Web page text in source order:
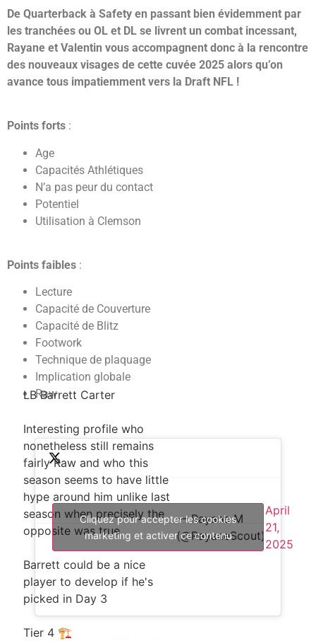
De Quarterback à Safety en passant bien évidemment par
les tranchées ou OL et DL se livrent un combat incessant,
Rayane et Valentin vous accompagnent donc à la rencontre
des nouveaux visages de cette cuvée 2025 alors qu’on
avance tous impatiemment vers la Draft NFL !
Points forts :
Age
Capacités Athlétiques
N’a pas peur du contact
Potentiel
Utilisation à Clemson
Points faibles :
Lecture
Capacité de Couverture
Capacité de Blitz
Footwork
Technique de plaquage
Implication globale
Raw
LB Barrett Carter
Interesting profile who
nonetheless still remains
fairly Raw and who this
season seems to have little
hype around him unlike last
season when precisely the
opposite was true.
Barrett could be a nice
player to develop if he's
picked in Day 3
Tier 4 🏗
— Rayane M
(@RayaneScout)
April
21,
2025
Cliquez pour accepter les cookies
marketing et activer ce contenu